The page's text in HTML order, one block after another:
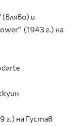
и
(1943 г.) на
г.) на Густав